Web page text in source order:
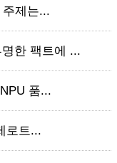
제는...
한 팩트에 ...
품...
로트...